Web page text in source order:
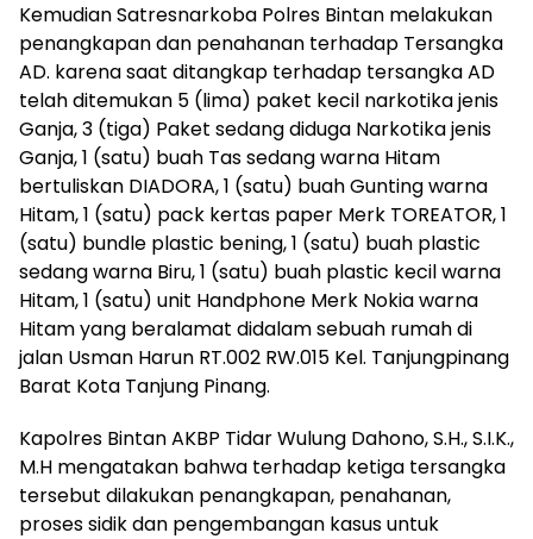
Kemudian Satresnarkoba Polres Bintan melakukan
penangkapan dan penahanan terhadap Tersangka
AD. karena saat ditangkap terhadap tersangka AD
telah ditemukan 5 (lima) paket kecil narkotika jenis
Ganja, 3 (tiga) Paket sedang diduga Narkotika jenis
Ganja, 1 (satu) buah Tas sedang warna Hitam
bertuliskan DIADORA, 1 (satu) buah Gunting warna
Hitam, 1 (satu) pack kertas paper Merk TOREATOR, 1
(satu) bundle plastic bening, 1 (satu) buah plastic
sedang warna Biru, 1 (satu) buah plastic kecil warna
Hitam, 1 (satu) unit Handphone Merk Nokia warna
Hitam yang beralamat didalam sebuah rumah di
jalan Usman Harun RT.002 RW.015 Kel. Tanjungpinang
Barat Kota Tanjung Pinang.
Kapolres Bintan AKBP Tidar Wulung Dahono, S.H., S.I.K.,
M.H mengatakan bahwa terhadap ketiga tersangka
tersebut dilakukan penangkapan, penahanan,
proses sidik dan pengembangan kasus untuk